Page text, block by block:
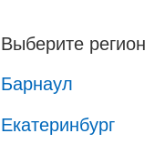
Выберите регион
Барнаул
Екатеринбург